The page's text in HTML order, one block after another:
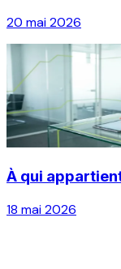
20 mai 2026
À qui
18 mai 2026